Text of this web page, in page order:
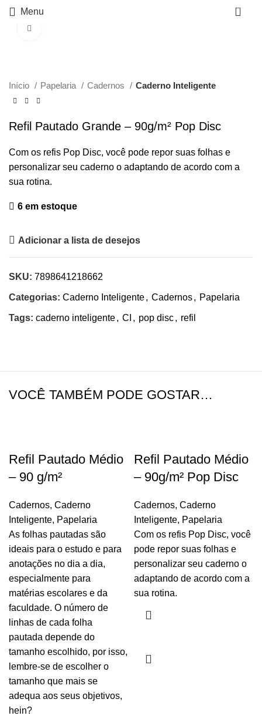
Menu 0
Início Papelaria Cadernos Caderno Inteligente
Refil Pautado Grande – 90g/m² Pop Disc
Com os refis Pop Disc, você pode repor suas folhas e
personalizar seu caderno o adaptando de acordo com a
sua rotina.
6 em estoque
Adicionar a lista de desejos
SKU: 7898641218662
Categorias: Caderno Inteligente, Cadernos, Papelaria
Tags: caderno inteligente, CI , pop disc, refil
VOCÊ TAMBÉM PODE GOSTAR…
Refil Pautado Médio
– 90 g/m²
Cadernos, Caderno
Inteligente, Papelaria
As folhas pautadas são
ideais para o estudo e para
anotações no dia a dia,
especialmente para
matérias escolares e da
faculdade. O número de
linhas de cada folha
pautada depende do
tamanho escolhido, por isso,
lembre-se de escolher o
tamanho que mais se
adequa aos seus objetivos,
hein?
Refil Pautado Médio
– 90g/m² Pop Disc
Cadernos, Caderno
Inteligente, Papelaria
Com os refis Pop Disc, você
pode repor suas folhas e
personalizar seu caderno o
adaptando de acordo com a
sua rotina.